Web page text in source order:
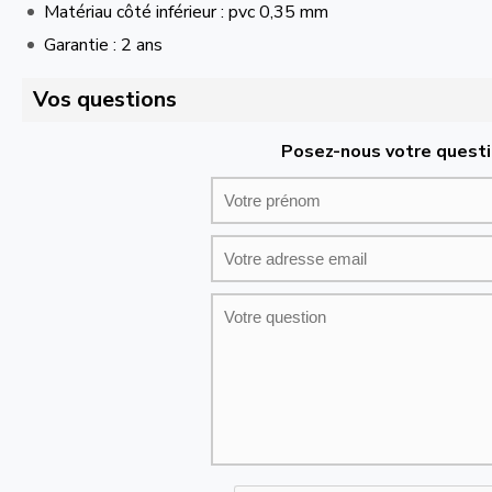
Matériau côté inférieur : pvc 0,35 mm
Garantie : 2 ans
Vos questions
Posez-nous votre